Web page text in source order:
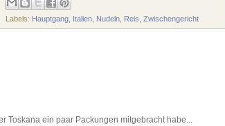
Labels: Hauptgang Italien Nudeln Reis ,Zwischengericht
Toskana ein paar Packungen mitgebracht habe...